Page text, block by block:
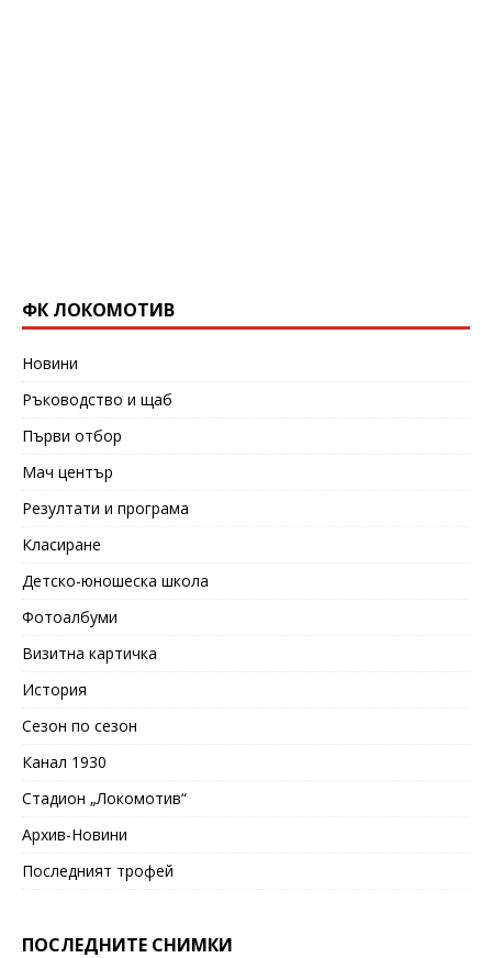
ФК ЛОКОМОТИВ
Новини
Ръководство и щаб
Първи отбор
Мач център
Резултати и програма
Класиране
Детско-юношеска школа
Фотоалбуми
Визитна картичка
История
Сезон по сезон
Канал 1930
Стадион „Локомотив“
Архив-Новини
Последният трофей
ПОСЛЕДНИТЕ СНИМКИ